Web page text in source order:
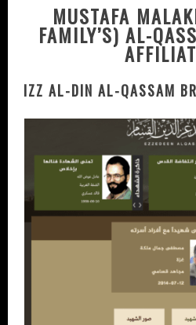
MUSTAFA
FAMILY’S) AL-
IZZ AL-DIN AL-QASSAM